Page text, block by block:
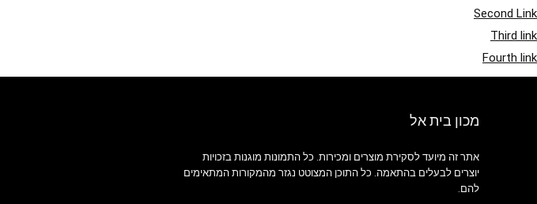
Second Link
Third link
Fourth link
מכון בית אל
אתר זה מיועד לסקירת מוצרים ומכירות. כל התמונות מוגנות בזכויות
יוצרים לבעלים בהתאמה. כל התוכן המצוטט נגזר מהמקורות המתאימים
להם.